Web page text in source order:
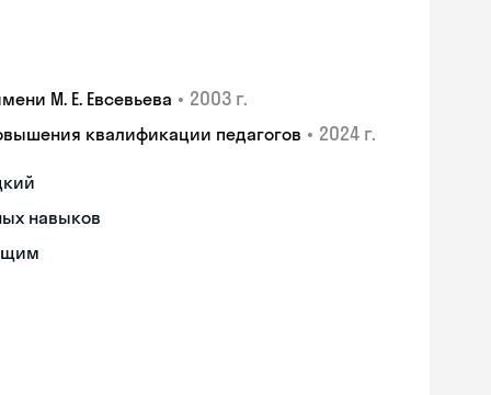
М. Е. Евсевьева • 2003 г.
квалификации педагогов • 2024 г.
навыков